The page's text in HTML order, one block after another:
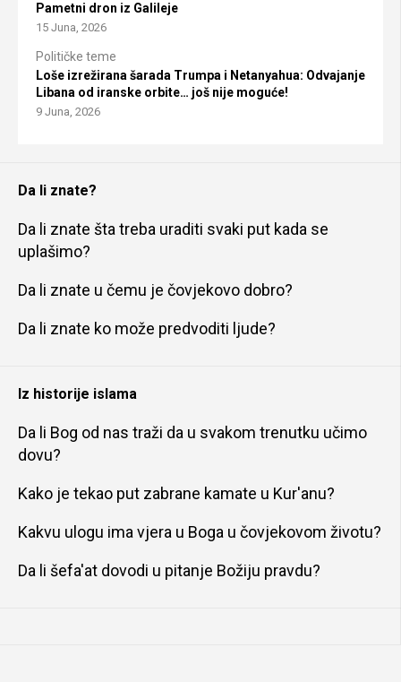
Pametni dron iz Galileje
15 Juna, 2026
Političke teme
Loše izrežirana šarada Trumpa i Netanyahua: Odvajanje
Libana od iranske orbite… još nije moguće!
9 Juna, 2026
Da li znate?
Da li znate šta treba uraditi svaki put kada se
uplašimo?
Da li znate u čemu je čovjekovo dobro?
Da li znate ko može predvoditi ljude?
Iz historije islama
Da li Bog od nas traži da u svakom trenutku učimo
dovu?
Kako je tekao put zabrane kamate u Kur'anu?
Kakvu ulogu ima vjera u Boga u čovjekovom životu?
Da li šefa'at dovodi u pitanje Božiju pravdu?